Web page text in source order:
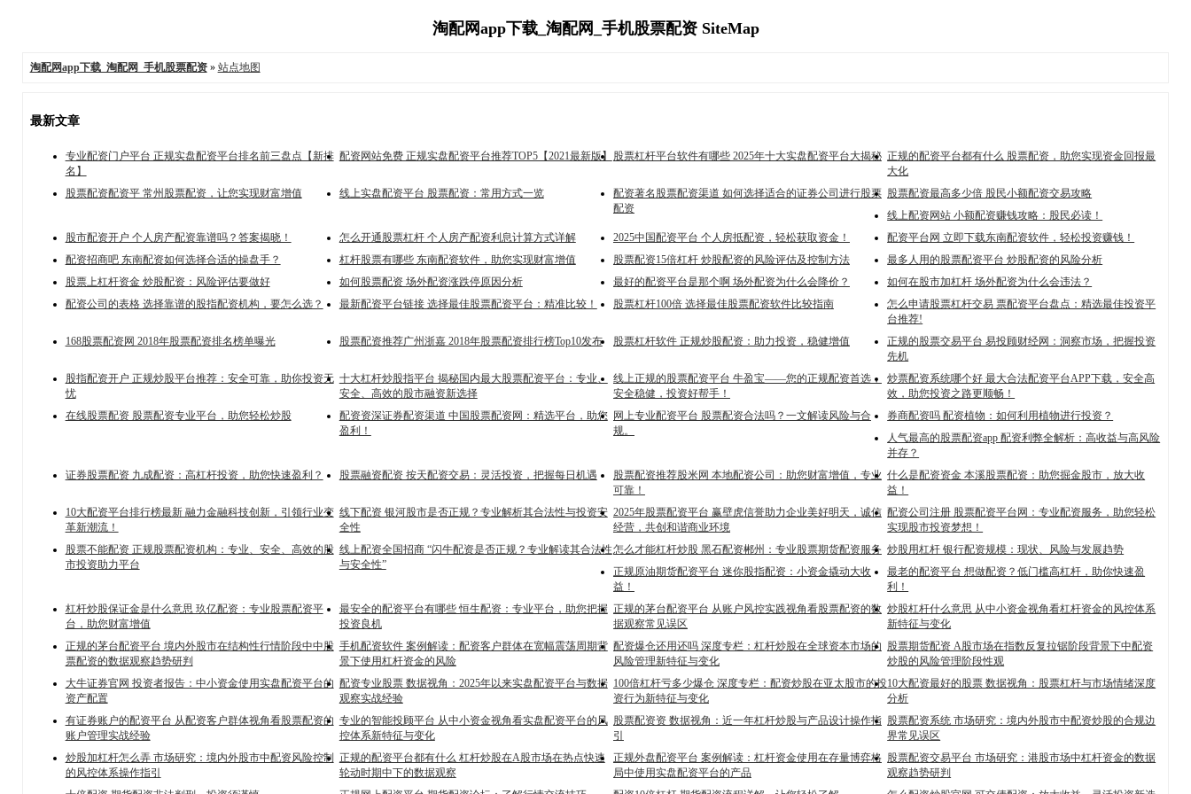
淘配网app下载_淘配网_手机股票配资 SiteMap
淘配网app下载_淘配网_手机股票配资» 站点地图
最新文章
专业配资门户平台 正规实盘配资平台排名前三盘点【新排
名】
配资网站免费 正规实盘配资平台推荐TOP5【2021最新版】 股票杠杆平台软件有哪些 2025年十大实盘配资平台大揭秘 正规的配资平台都有什么 股票配资，助您实现资金回报最
大化
股票配资配资平 常州股票配资，让您实现财富增值
线上实盘配资平台 股票配资：常用方式一览
配资著名股票配资渠道 如何选择适合的证券公司进行股票
配资
股票配资最高多少倍 股民小额配资交易攻略
线上配资网站 小额配资赚钱攻略：股民必读！
股市配资开户 个人房产配资靠谱吗？答案揭晓！
怎么开通股票杠杆 个人房产配资利息计算方式详解 2025中国配资平台 个人房抵配资，轻松获取资金！
配资平台网 立即下载东南配资软件，轻松投资赚钱！
配资招商吧 东南配资如何选择合适的操盘手？
杠杆股票有哪些 东南配资软件，助您实现财富增值 股票配资15倍杠杆 炒股配资的风险评估及控制方法
最多人用的股票配资平台 炒股配资的风险分析
股票上杠杆资金 炒股配资：风险评估要做好
如何股票配资 场外配资涨跌停原因分析 最好的配资平台是那个啊 场外配资为什么会降价？
如何在股市加杠杆 场外配资为什么会违法？
配资公司的表格 选择靠谱的股指配资机构，要怎么选？
最新配资平台链接 选择最佳股票配资平台：精准比较！ 股票杠杆100倍 选择最佳股票配资软件比较指南
怎么申请股票杠杆交易 票配资平台盘点：精选最佳投资平
台推荐!
168股票配资网 2018年股票配资排名榜单曝光
股票配资推荐广州浙嘉 2018年股票配资排行榜Top10发布 股票杠杆软件 正规炒股配资：助力投资，稳健增值
正规的股票交易平台 易投顾财经网：洞察市场，把握投资
先机
股指配资开户 正规炒股平台推荐：安全可靠，助你投资无
忧
十大杠杆炒股指平台 揭秘国内最大股票配资平台：专业、
安全、高效的股市融资新选择
线上正规的股票配资平台 牛盈宝——您的正规配资首选，
安全稳健，投资好帮手！
炒票配资系统哪个好 最大合法配资平台APP下载，安全高
效，助您投资之路更顺畅！
在线股票配资 股票配资专业平台，助您轻松炒股
配资资深证券配资渠道 中国股票配资网：精选平台，助您
盈利！
网上专业配资平台 股票配资合法吗？一文解读风险与合
规。
券商配资吗 配资植物：如何利用植物进行投资？
人气最高的股票配资app 配资利弊全解析：高收益与高风险
并存？
证券股票配资 九成配资：高杠杆投资，助您快速盈利？
股票融资配资 按天配资交易：灵活投资，把握每日机遇
股票配资推荐股米网 本地配资公司：助您财富增值，专业
可靠！
什么是配资资金 本溪股票配资：助您掘金股市，放大收
益！
10大配资平台排行榜最新 融力金融科技创新，引领行业变
革新潮流！
线下配资 银河股市是否正规？专业解析其合法性与投资安
全性
2025年股票配资平台 赢壁虎信誉助力企业美好明天，诚信
经营，共创和谐商业环境
配资公司注册 股票配资平台网：专业配资服务，助您轻松
实现股市投资梦想！
股票不能配资 正规股票配资机构：专业、安全、高效的股
市投资助力平台
线上配资全国招商 “闪牛配资是否正规？专业解读其合法性
与安全性”
怎么才能杠杆炒股 黑石配资郴州：专业股票期货配资服务 炒股用杠杆 银行配资规模：现状、风险与发展趋势
正规原油期货配资平台 迷你股指配资：小资金撬动大收
益！
最老的配资平台 想做配资？低门槛高杠杆，助你快速盈
利！
杠杆炒股保证金是什么意思 玖亿配资：专业股票配资平
台，助您财富增值
最安全的配资平台有哪些 恒生配资：专业平台，助您把握
投资良机
正规的茅台配资平台 从账户风控实践视角看股票配资的数
据观察常见误区
炒股杠杆什么意思 从中小资金视角看杠杆资金的风控体系
新特征与变化
正规的茅台配资平台 境内外股市在结构性行情阶段中中股
票配资的数据观察趋势研判
手机配资软件 案例解读：配资客户群体在宽幅震荡周期背
景下使用杠杆资金的风险
配资爆仓还用还吗 深度专栏：杠杆炒股在全球资本市场的
风险管理新特征与变化
股票期货配资 A股市场在指数反复拉锯阶段背景下中配资
炒股的风险管理阶段性观
大牛证券官网 投资者报告：中小资金使用实盘配资平台的
资产配置
配资专业股票 数据视角：2025年以来实盘配资平台与数据
观察实战经验
100倍杠杆亏多少爆仓 深度专栏：配资炒股在亚太股市的投
资行为新特征与变化
10大配资最好的股票 数据视角：股票杠杆与市场情绪深度
分析
有证券账户的配资平台 从配资客户群体视角看股票配资的
账户管理实战经验
专业的智能投顾平台 从中小资金视角看实盘配资平台的风
控体系新特征与变化
股票配资资 数据视角：近一年杠杆炒股与产品设计操作指
引
股票配资系统 市场研究：境内外股市中配资炒股的合规边
界常见误区
炒股加杠杆怎么弄 市场研究：境内外股市中配资风险控制
的风控体系操作指引
正规的配资平台都有什么 杠杆炒股在A股市场在热点快速
轮动时期中下的数据观察
正规外盘配资平台 案例解读：杠杆资金使用在存量博弈格
局中使用实盘配资平台的产品
股票配资交易平台 市场研究：港股市场中杠杆资金的数据
观察趋势研判